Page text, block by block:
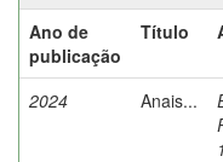
Ano de
publicação
Título
2024 Anais...